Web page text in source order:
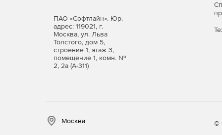
ПАО «Софтлайн». Юр.
адрес: 119021, г.
Москва, ул. Льва
Толстого, дом 5,
строение 1, этаж 3,
помещение 1, комн. №
2, 2а (А-311)
Москва ©